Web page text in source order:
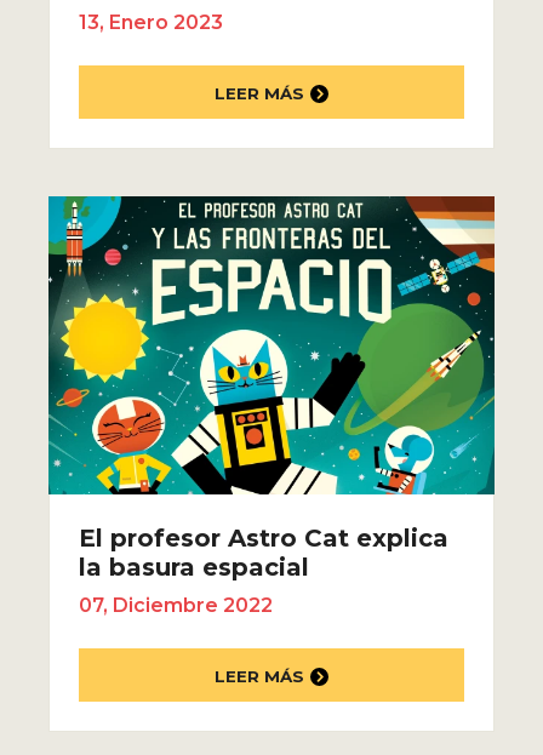
13, Enero 2023
LEER MÁS
El profesor Astro Cat explica
la basura espacial
07, Diciembre 2022
LEER MÁS